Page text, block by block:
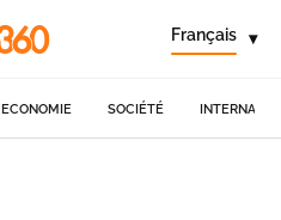
Français ▾
ECONOMIE SOCIÉTÉ